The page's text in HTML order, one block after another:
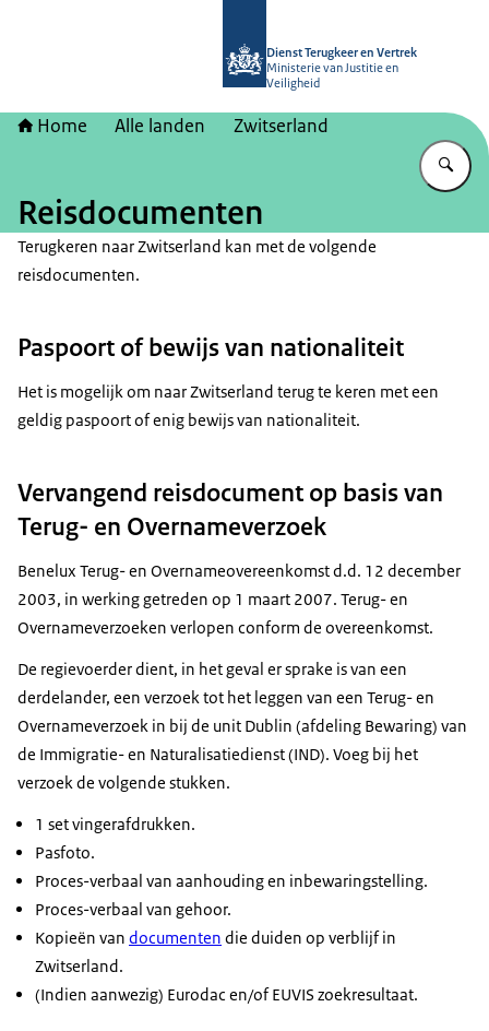
Dienst Terugkeer en Vertrek
Ministerie van Justitie en
Veiligheid
Home Alle landen Zwitserland
Reisdocumenten
Terugkeren naar Zwitserland kan met de volgende
reisdocumenten.
Paspoort of bewijs van nationaliteit
Het is mogelijk om naar Zwitserland terug te keren met een
geldig paspoort of enig bewijs van nationaliteit.
Vervangend reisdocument op basis van
Terug- en Overnameverzoek
Benelux Terug- en Overnameovereenkomst d.d. 12 december
2003, in werking getreden op 1 maart 2007. Terug- en
Overnameverzoeken verlopen conform de overeenkomst.
De regievoerder dient, in het geval er sprake is van een
derdelander, een verzoek tot het leggen van een Terug- en
Overnameverzoek in bij de unit Dublin (afdeling Bewaring) van
de Immigratie- en Naturalisatiedienst (IND). Voeg bij het
verzoek de volgende stukken.
1 set vingerafdrukken.
Pasfoto.
Proces-verbaal van aanhouding en inbewaringstelling.
Proces-verbaal van gehoor.
Kopieën van documenten die duiden op verblijf in
Zwitserland.
(Indien aanwezig) Eurodac en/of EUVIS zoekresultaat.